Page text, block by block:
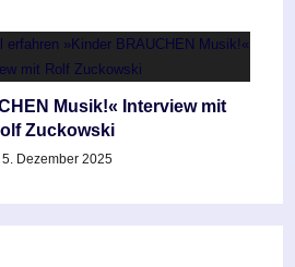
Musik!« Interview mit
Zuckowski
5. Dezember 2025